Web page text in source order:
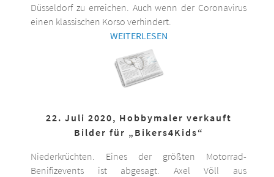
Düsseldorf zu erreichen. Auch wenn der Coronavirus
einen klassischen Korso verhindert.
WEITERLESEN
22. Juli 2020, Hobbymaler verkauft
Bilder für „Bikers4Kids“
Niederkrüchten. Eines der größten Motorrad-
Benifizevents ist abgesagt. Axel Völl aus